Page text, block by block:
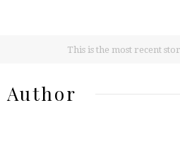
This is the most recent
Author